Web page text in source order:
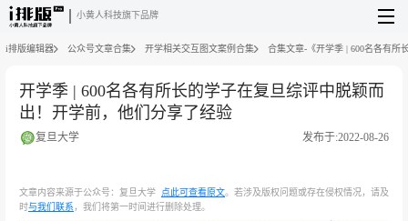
小黄人科技旗下品牌
i排版编辑器 公众号文章合集 开学相关交互图文案例合集 合集文章-《开学季 | 600名各有所
开学季 | 600名各有所长的学子在复旦综评中脱颖而
出！开学前，他们分享了经验
复旦大学 发布于:2022-08-26
文章内容来源于公众号：复旦大学 点此可查看原文。若涉及版权问题或存在侵权情况，请及
时与我们联系 ，我们将第一时间进行删除处理。